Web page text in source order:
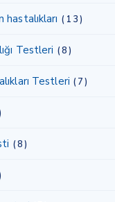
(13)
Testleri (8)
Testleri (7)
(8)